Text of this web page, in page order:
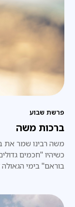
פרשת שבוע
ברכות משה
משה רבינו שמר את
כשיהיו "חכמים
בוראם" בימי